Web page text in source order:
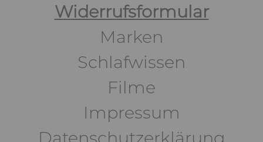
Widerrufsformular
Marken
Schlafwissen
Filme
Impressum
Datenschutzerklärung